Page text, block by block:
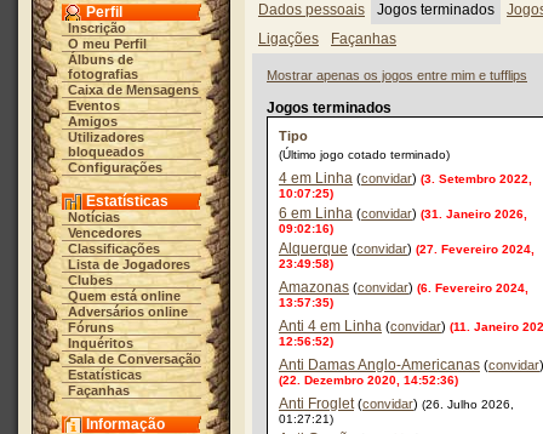
Perfil
Inscrição
O meu Perfil
Álbuns de
fotografias
Caixa de Mensagens
Eventos
Amigos
Utilizadores
bloqueados
Configurações
Estatísticas
Notícias
Vencedores
Classificações
Lista de Jogadores
Clubes
Quem está online
Adversários online
Fóruns
Inquéritos
Sala de Conversação
Estatísticas
Façanhas
Informação
Dados pessoais Jogos terminados
Ligações
Façanhas
Mostrar apenas os jogos entre mim e tufflips
Jogos terminados
Tipo
(Último jogo cotado terminado)
4 em Linha (convidar) (3. Setembro 2022,
10:07:25)
6 em Linha (convidar) (31. Janeiro 2026,
09:02:16)
Alquerque (convidar) (27. Fevereiro 2024,
23:49:58)
Amazonas (convidar) (6. Fevereiro 2024,
13:57:35)
Anti 4 em Linha (convidar) (11. Janeiro
12:56:52)
Anti Damas Anglo-Americanas (convidar)
(22. Dezembro 2020, 14:52:36)
Anti Froglet (convidar) (26. Julho 2026,
01:27:21)